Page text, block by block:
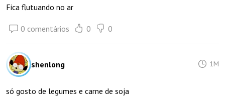
Fica flutuando no ar
0 comentários 0 0
shenlong 1M
só gosto de legumes e carne de soja